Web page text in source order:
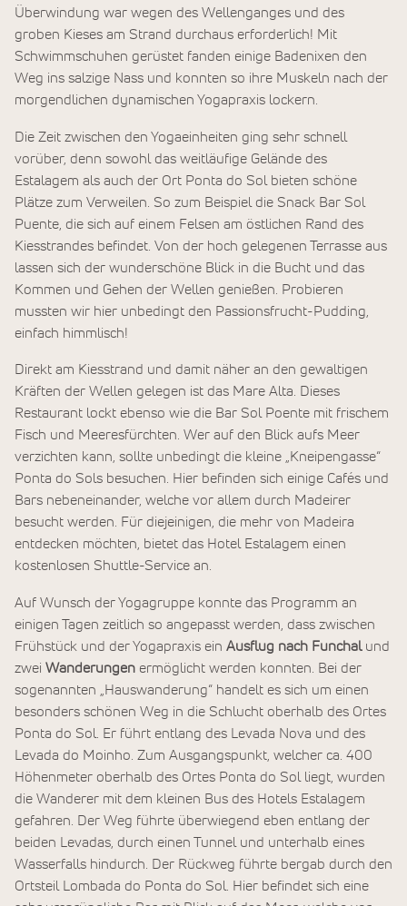
Überwindung war wegen des Wellenganges und des
groben Kieses am Strand durchaus erforderlich! Mit
Schwimmschuhen gerüstet fanden einige Badenixen den
Weg ins salzige Nass und konnten so ihre Muskeln nach der
morgendlichen dynamischen Yogapraxis lockern.
Die Zeit zwischen den Yogaeinheiten ging sehr schnell
vorüber, denn sowohl das weitläufige Gelände des
Estalagem als auch der Ort Ponta do Sol bieten schöne
Plätze zum Verweilen. So zum Beispiel die Snack Bar Sol
Puente, die sich auf einem Felsen am östlichen Rand des
Kiesstrandes befindet. Von der hoch gelegenen Terrasse aus
lassen sich der wunderschöne Blick in die Bucht und das
Kommen und Gehen der Wellen genießen. Probieren
mussten wir hier unbedingt den Passionsfrucht-Pudding,
einfach himmlisch!
Direkt am Kiesstrand und damit näher an den gewaltigen
Kräften der Wellen gelegen ist das Mare Alta. Dieses
Restaurant lockt ebenso wie die Bar Sol Poente mit frischem
Fisch und Meeresfürchten. Wer auf den Blick aufs Meer
verzichten kann, sollte unbedingt die kleine „Kneipengasse“
Ponta do Sols besuchen. Hier befinden sich einige Cafés und
Bars nebeneinander, welche vor allem durch Madeirer
besucht werden. Für diejeinigen, die mehr von Madeira
entdecken möchten, bietet das Hotel Estalagem einen
kostenlosen Shuttle-Service an.
Auf Wunsch der Yogagruppe konnte das Programm an
einigen Tagen zeitlich so angepasst werden, dass zwischen
Frühstück und der Yogapraxis ein Ausflug nach Funchal und
zwei Wanderungen ermöglicht werden konnten. Bei der
sogenannten „Hauswanderung“ handelt es sich um einen
besonders schönen Weg in die Schlucht oberhalb des Ortes
Ponta do Sol. Er führt entlang des Levada Nova und des
Levada do Moinho. Zum Ausgangspunkt, welcher ca. 400
Höhenmeter oberhalb des Ortes Ponta do Sol liegt, wurden
die Wanderer mit dem kleinen Bus des Hotels Estalagem
gefahren. Der Weg führte überwiegend eben entlang der
beiden Levadas, durch einen Tunnel und unterhalb eines
Wasserfalls hindurch. Der Rückweg führte bergab durch den
Ortsteil Lombada do Ponta do Sol. Hier befindet sich eine